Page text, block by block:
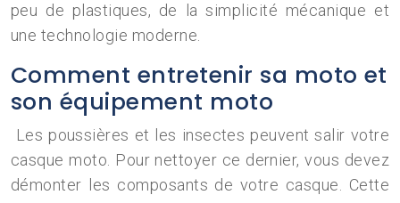
peu de plastiques, de la simplicité mécanique et
une technologie moderne.
Comment entretenir sa moto et
son équipement moto
Les poussières et les insectes peuvent salir votre
casque moto. Pour nettoyer ce dernier, vous devez
démonter les composants de votre casque. Cette